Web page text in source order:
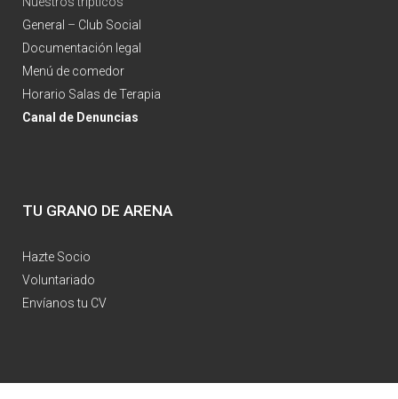
General – Club Social
Documentación legal
Menú de comedor
Horario Salas de Terapia
Canal de Denuncias
TU GRANO DE ARENA
Hazte Socio
Voluntariado
Envíanos tu CV